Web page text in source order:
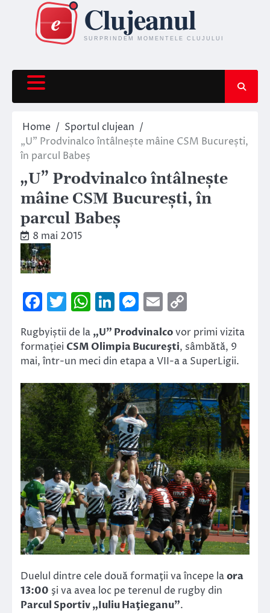
content
Home
Sportul clujean
„U” Prodvinalco întâlnește mâine CSM București,
în parcul Babeș
„U” Prodvinalco întâlnește
mâine CSM București, în
parcul Babeș
8 mai 2015
Facebook
Twitter
WhatsApp
LinkedIn
Messenger
Email
Link
Rugbyiștii de la „U” Prodvinalcovor primi vizita
formației CSM Olimpia Bucureşti, sâmbătă, 9
mai, într-un meci din etapa a VII-a a SuperLigii.
Duelul dintre cele două formaţii va începe laora
13:00 şi va avea loc pe terenul de rugby din
Parcul Sportiv „Iuliu Haţieganu”.